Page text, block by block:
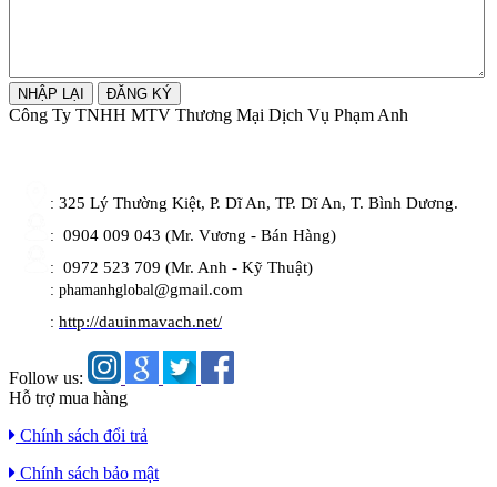
Công Ty TNHH MTV Thương Mại Dịch Vụ Phạm Anh
: 325 Lý Thường Kiệt, P. Dĩ An, TP. Dĩ An, T. Bình Dương.
: 0904 009 043 (Mr. Vương - Bán Hàng)
: 0972 523 709 (Mr. Anh - Kỹ Thuật)
: phamanhglobal@gmail.com
: http://dauinmavach.net/
Follow us:
Hỗ trợ mua hàng
Chính sách đổi trả
Chính sách bảo mật